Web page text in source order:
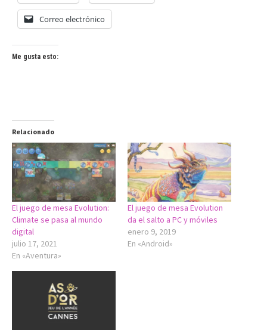
Correo electrónico
Me gusta esto:
Relacionado
El juego de mesa Evolution:
Climate se pasa al mundo
digital
julio 17, 2021
En «Aventura»
El juego de mesa Evolution
da el salto a PC y móviles
enero 9, 2019
En «Android»